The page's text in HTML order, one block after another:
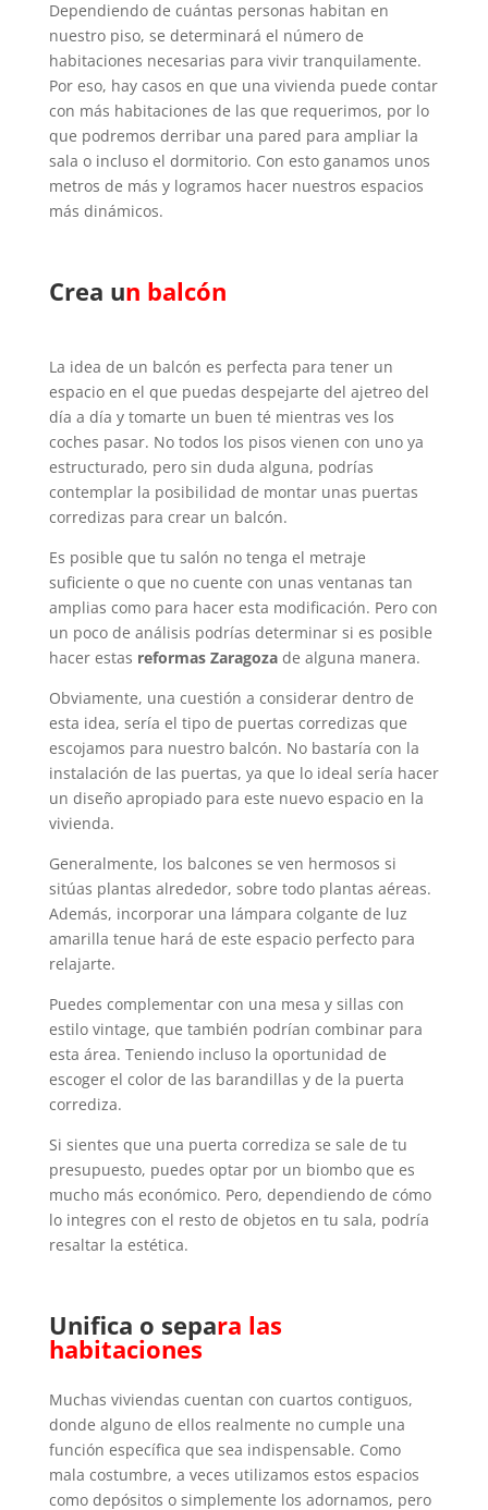
Dependiendo de cuántas personas habitan en
nuestro piso, se determinará el número de
habitaciones necesarias para vivir tranquilamente.
Por eso, hay casos en que una vivienda puede contar
con más habitaciones de las que requerimos, por lo
que podremos derribar una pared para ampliar la
sala o incluso el dormitorio. Con esto ganamos unos
metros de más y logramos hacer nuestros espacios
más dinámicos.
Crea un balcón
La idea de un balcón es perfecta para tener un
espacio en el que puedas despejarte del ajetreo del
día a día y tomarte un buen té mientras ves los
coches pasar. No todos los pisos vienen con uno ya
estructurado, pero sin duda alguna, podrías
contemplar la posibilidad de montar unas puertas
corredizas para crear un balcón.
Es posible que tu salón no tenga el metraje
suficiente o que no cuente con unas ventanas tan
amplias como para hacer esta modificación. Pero con
un poco de análisis podrías determinar si es posible
hacer estas reformas Zaragozade alguna manera.
Obviamente, una cuestión a considerar dentro de
esta idea, sería el tipo de puertas corredizas que
escojamos para nuestro balcón. No bastaría con la
instalación de las puertas, ya que lo ideal sería hacer
un diseño apropiado para este nuevo espacio en la
vivienda.
Generalmente, los balcones se ven hermosos si
sitúas plantas alrededor, sobre todo plantas aéreas.
Además, incorporar una lámpara colgante de luz
amarilla tenue hará de este espacio perfecto para
relajarte.
Puedes complementar con una mesa y sillas con
estilo vintage, que también podrían combinar para
esta área. Teniendo incluso la oportunidad de
escoger el color de las barandillas y de la puerta
corrediza.
Si sientes que una puerta corrediza se sale de tu
presupuesto, puedes optar por un biombo que es
mucho más económico. Pero, dependiendo de cómo
lo integres con el resto de objetos en tu sala, podría
resaltar la estética.
Unifica o separa las
habitaciones
Muchas viviendas cuentan con cuartos contiguos,
donde alguno de ellos realmente no cumple una
función específica que sea indispensable. Como
mala costumbre, a veces utilizamos estos espacios
como depósitos o simplemente los adornamos, pero